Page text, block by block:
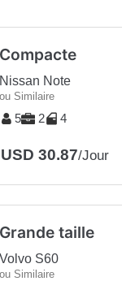
Compacte
Nissan Note
ou Similaire
5 2 4
USD 30.87/Jour
Grande taille
Volvo S60
ou Similaire